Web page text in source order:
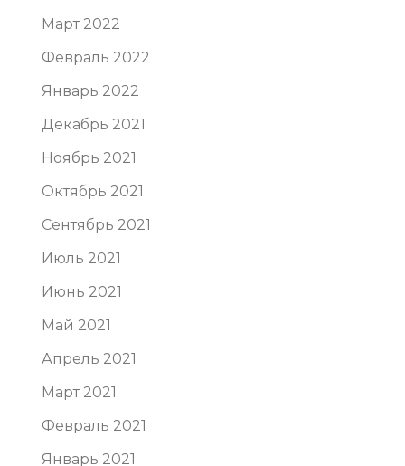
Март 2022
Февраль 2022
Январь 2022
Декабрь 2021
Ноябрь 2021
Октябрь 2021
Сентябрь 2021
Июль 2021
Июнь 2021
Май 2021
Апрель 2021
Март 2021
Февраль 2021
Январь 2021